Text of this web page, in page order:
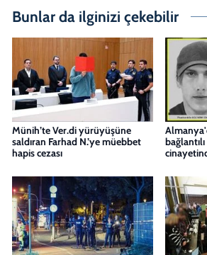
Bunlar da ilginizi çekebilir
Münih’te Ver.di yürüyüşüne
saldıran Farhad N.’ye müebbet
hapis cezası